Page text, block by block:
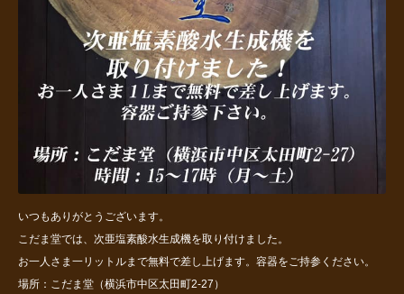
いつもありがとうございます。
こだま堂では、次亜塩素酸水生成機を取り付けました。
お一人さま一リットルまで無料で差し上げます。容器をご持参ください。
場所：こだま堂（横浜市中区太田町2-27）